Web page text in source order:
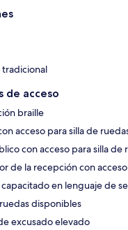
tradicional
de acceso
braille
acceso para silla de
con acceso para silla de
de la recepción con
capacitado en lenguaje de
disponibles
excusado elevado